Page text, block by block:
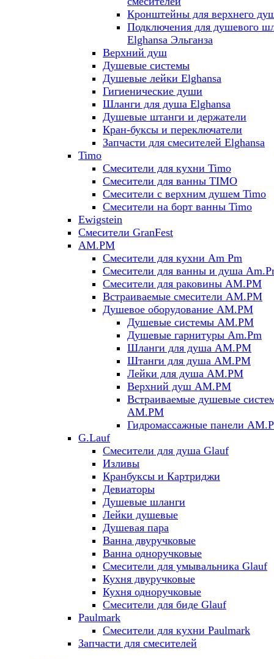
Кронштейны для верхнего
Подключения для душевого
Elghansa Эльганза
Верхний душ
Душевые системы
Душевые лейки Elghansa
Гигиенические души
Шланги для душа Elghansa
Душевые штанги и держатели
Кран-буксы и переключатели
Запчасти для смесителей Elghansa
Timo
Смесители для кухни Timo
Смесители для ванны TIMO
Смесители с верхним душем Timo
Смесители на борт ванны Timo
Ewigstein
Смесители GranFest
AM.PM
Смесители для кухни Am Pm
Смесители для ванны и душа
Смесители для раковины AM.PM
Встраиваемые смесители AM.PM
Душевое оборудование AM.PM
Душевые системы AM.PM
Душевые гарнитуры Am.Pm
Шланги для душа AM.PM
Штанги для душа AM.PM
Лейки для душа AM.PM
Верхний душ AM.PM
Встраиваемые душевые
AM.PM
Гидромассажные панели
G.Lauf
Смесители для душа Glauf
Изливы
Кранбуксы и Картриджи
Девиаторы
Душевые шланги
Лейки душевые
Душевая пара
Ванна двуручковые
Ванна одноручковые
Смесители для умывальника Glauf
Кухня двуручковые
Кухня одноручковые
Смесители для биде Glauf
Paulmark
Смесители для кухни Paulmark
Запчасти для смесителей